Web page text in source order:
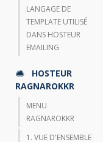
LANGAGE DE
TEMPLATE UTILISÉ
DANS HOSTEUR
EMAILING
HOSTEUR
RAGNAROKKR
MENU
RAGNAROKKR
1. VUE D'ENSEMBLE